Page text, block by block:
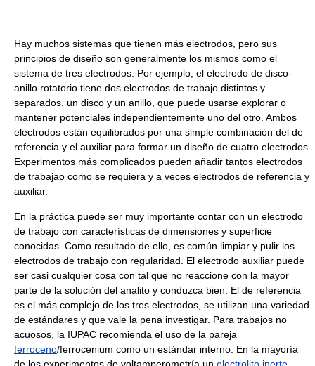
Hay muchos sistemas que tienen más electrodos, pero sus
principios de diseño son generalmente los mismos como el
sistema de tres electrodos. Por ejemplo, el electrodo de disco-
anillo rotatorio tiene dos electrodos de trabajo distintos y
separados, un disco y un anillo, que puede usarse explorar o
mantener potenciales independientemente uno del otro. Ambos
electrodos están equilibrados por una simple combinación del de
referencia y el auxiliar para formar un diseño de cuatro electrodos.
Experimentos más complicados pueden añadir tantos electrodos
de trabajao como se requiera y a veces electrodos de referencia y
auxiliar.
En la práctica puede ser muy importante contar con un electrodo
de trabajo con características de dimensiones y superficie
conocidas. Como resultado de ello, es común limpiar y pulir los
electrodos de trabajo con regularidad. El electrodo auxiliar puede
ser casi cualquier cosa con tal que no reaccione con la mayor
parte de la solución del analito y conduzca bien. El de referencia
es el más complejo de los tres electrodos, se utilizan una variedad
de estándares y que vale la pena investigar. Para trabajos no
acuosos, la IUPAC recomienda el uso de la pareja
ferroceno/ferrocenium como un estándar interno. En la mayoría
de los experimentos de voltamperometría un electrolito inerte